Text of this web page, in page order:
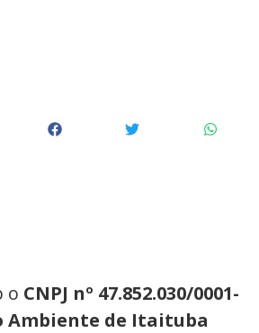
o CNPJ nº 47.852.030/0001-
Ambiente de Itaituba